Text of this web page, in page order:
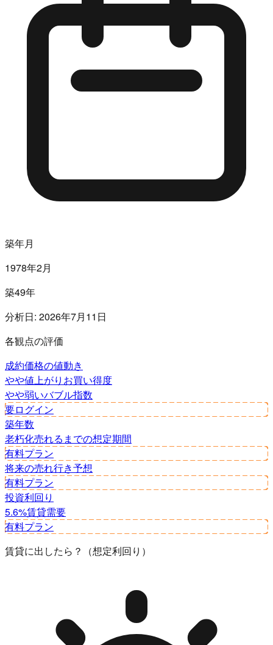
築年月
1978年2月
築49年
分析日: 2026年7月11日
各観点の評価
成約価格の値動き
やや値上がり お買い得度
やや弱いバブル指数
要ログイン
築年数
老朽化売れるまでの想定期間
有料プラン
将来の売れ行き予想
有料プラン
投資利回り
5.6%賃貸需要
有料プラン
賃貸に出したら？（想定利回り）